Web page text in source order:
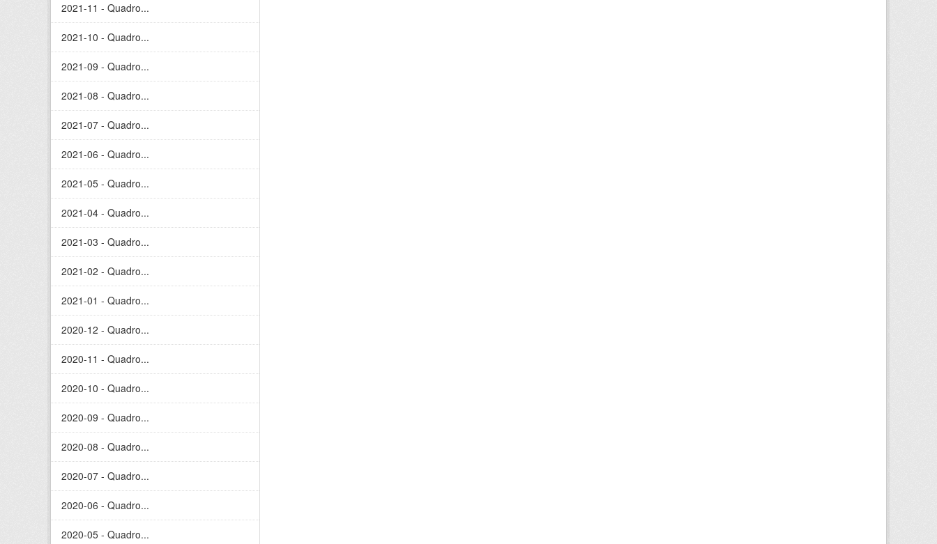
2021-11 - Quadro...
2021-10 - Quadro...
2021-09 - Quadro...
2021-08 - Quadro...
2021-07 - Quadro...
2021-06 - Quadro...
2021-05 - Quadro...
2021-04 - Quadro...
2021-03 - Quadro...
2021-02 - Quadro...
2021-01 - Quadro...
2020-12 - Quadro...
2020-11 - Quadro...
2020-10 - Quadro...
2020-09 - Quadro...
2020-08 - Quadro...
2020-07 - Quadro...
2020-06 - Quadro...
2020-05 - Quadro...